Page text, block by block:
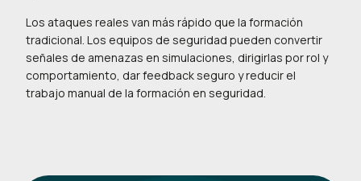
Los ataques reales van más rápido que la formación
tradicional. Los equipos de seguridad pueden convertir
señales de amenazas en simulaciones, dirigirlas por rol y
comportamiento, dar feedback seguro y reducir el
trabajo manual de la formación en seguridad.